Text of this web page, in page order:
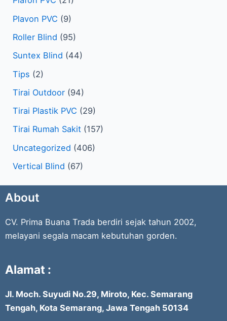
Plavon PVC (9)
Roller Blind (95)
Suntex Blind (44)
Tips (2)
Tirai Outdoor (94)
Tirai Plastik PVC (29)
Tirai Rumah Sakit (157)
Uncategorized (406)
Vertical Blind (67)
About
CV. Prima Buana Trada berdiri sejak tahun 2002,
melayani segala macam kebutuhan gorden.
Alamat :
Jl. Moch. Suyudi No.29, Miroto, Kec. Semarang
Tengah, Kota Semarang, Jawa Tengah 50134